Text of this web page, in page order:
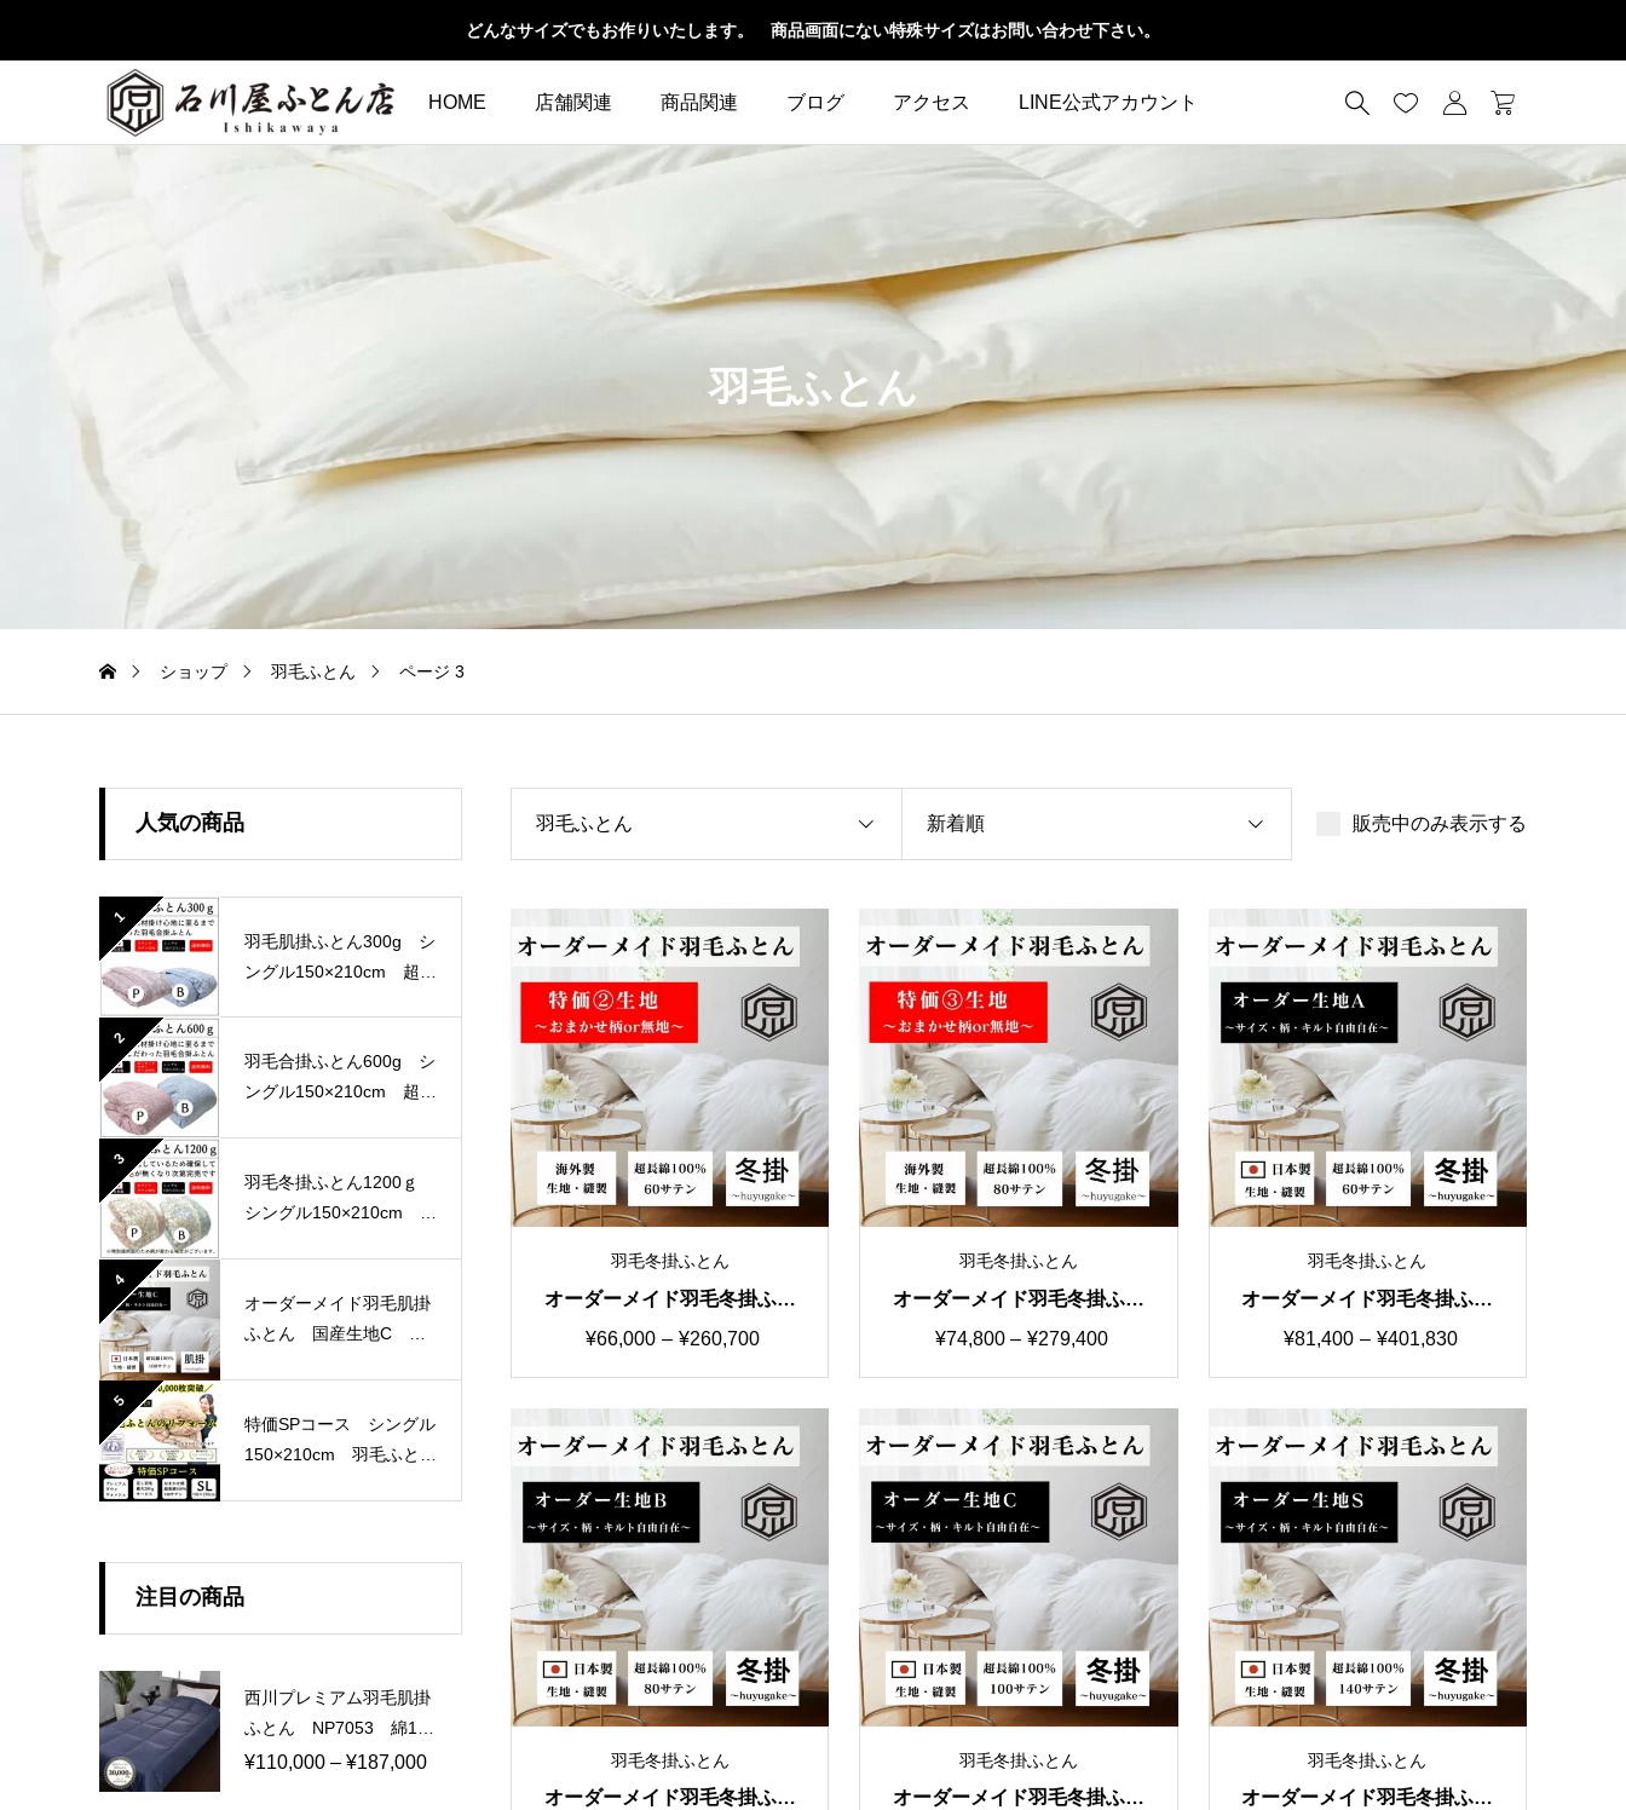
どんなサイズでもお作りいたします。 商品画面にない特殊サイズはお問い合わせ下さい。
HOME 店舗関連 商品関連 ブログ アクセス LINE公式アカウント    
羽毛ふとん
ショップ 羽毛ふとん ページ 3
羽毛ふとん 新着順 販売中のみ表示する
羽毛冬掛ふとん
オーダーメイド羽毛冬掛ふと
ん 特価②生地60サテン シ
¥66,000 – ¥260,700
価
帯:
¥66,000
–
¥260,700
羽毛冬掛ふとん
オーダーメイド羽毛冬掛ふと
ん 特価③生地80サテン シ
¥74,800 – ¥279,400
価
帯:
¥74,800
¥279,400
羽毛冬掛ふとん
オーダーメイド羽毛冬掛ふと
ん 国産生地A カスタマイズ
¥81,400 – ¥401,830
価
帯:
¥81,400
–
¥401,830
羽毛冬掛ふとん
オーダーメイド羽毛冬掛ふと
羽毛冬掛ふとん
オーダーメイド羽毛冬掛ふと
羽毛冬掛ふとん
オーダーメイド羽毛冬掛ふと
人気の商品
1
羽毛肌掛ふとん300g シ
ングル150×210cm 超長
2
羽毛合掛ふとん600g シ
ングル150×210cm 超長
3
羽毛冬掛ふとん1200ｇ
シングル150×210cm 軽
4
オーダーメイド羽毛肌掛
ふとん 国産生地C 選
5
特価SPコース シングル
150×210cm 羽毛ふとん
注目の商品
西川プレミアム羽毛肌掛
ふとん NP7053 綿10
0％ 100ラムコサテン
¥110,000 – ¥187,000価